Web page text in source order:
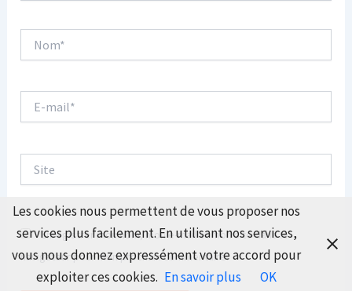
mail*
Enregistrer mon nom, mon e-mail et mon site dans le
navigateur pour mon prochain commentaire.
Les cookies nous permettent de vous proposer nos
services plus facilement. En utilisant nos services,
vous nous donnez expressément votre accord pour
exploiter ces cookies. En savoir plus OK